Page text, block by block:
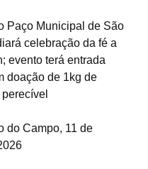
Paço Municipal de São
celebração da fé a
evento terá entrada
doação de 1kg de
do Campo, 11 de